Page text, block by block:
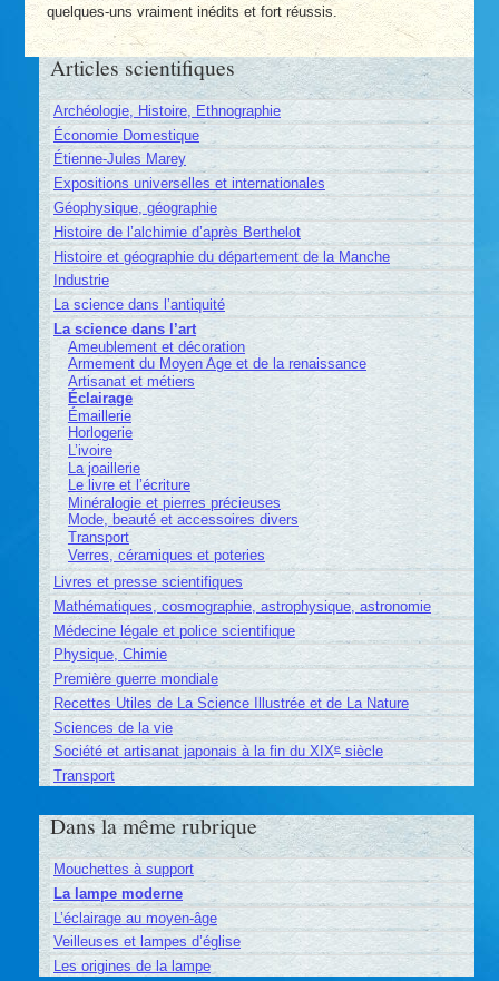
quelques-uns vraiment inédits et fort réussis.
Articles scientifiques
Archéologie, Histoire, Ethnographie
Économie Domestique
Étienne-Jules Marey
Expositions universelles et internationales
Géophysique, géographie
Histoire de l’alchimie d’après Berthelot
Histoire et géographie du département de la Manche
Industrie
La science dans l’antiquité
La science dans l’art
Ameublement et décoration
Armement du Moyen Age et de la renaissance
Artisanat et métiers
Éclairage
Émaillerie
Horlogerie
L’ivoire
La joaillerie
Le livre et l’écriture
Minéralogie et pierres précieuses
Mode, beauté et accessoires divers
Transport
Verres, céramiques et poteries
Livres et presse scientifiques
Mathématiques, cosmographie, astrophysique, astronomie
Médecine légale et police scientifique
Physique, Chimie
Première guerre mondiale
Recettes Utiles de La Science Illustrée et de La Nature
Sciences de la vie
Société et artisanat japonais à la fin du XIXesiècle
Transport
Dans la même rubrique
Mouchettes à support
La lampe moderne
L’éclairage au moyen-âge
Veilleuses et lampes d’église
Les origines de la lampe